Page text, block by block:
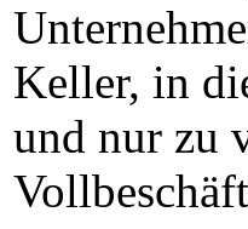
Keller, in
und nur zu